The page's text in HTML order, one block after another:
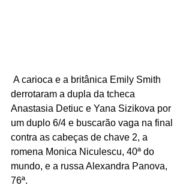
derrotaram a dupla da tcheca
Anastasia Detiuc e Yana Sizikova por
um duplo 6/4 e buscarão vaga na final
contra as cabeças de chave 2, a
romena Monica Niculescu, 40ª do
mundo, e a russa Alexandra Panova,
76ª.